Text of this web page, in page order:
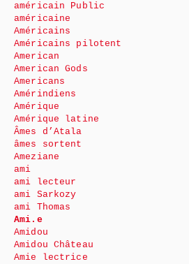
américain Public
américaine
Américains
Américains pilotent
American
American Gods
Americans
Amérindiens
Amérique
Amérique latine
Âmes d’Atala
âmes sortent
Ameziane
ami
ami lecteur
ami Sarkozy
ami Thomas
Ami.e
Amidou
Amidou Château
Amie lectrice